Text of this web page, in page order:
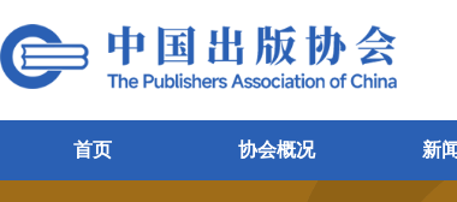
首页 协会概况 新